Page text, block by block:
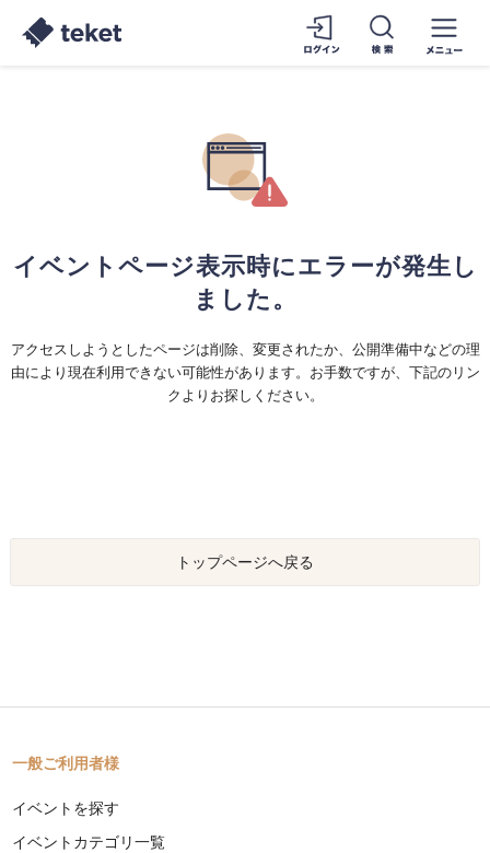
イベントページ表示時にエラーが発生し
ました。
アクセスしようとしたページは削除、変更されたか、公開準備中などの理
由により現在利用できない可能性があります。お手数ですが、下記のリン
クよりお探しください。
トップページへ戻る
一般ご利用者様
イベントを探す
イベントカテゴリ一覧